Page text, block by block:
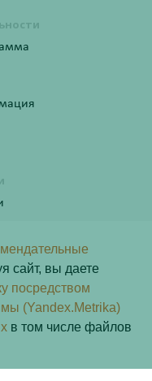
10
сайт, вы даете
посредством
(Yandex.Metrika)
в том числе файлов